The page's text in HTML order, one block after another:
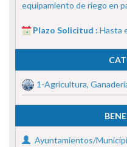
equipamiento de riego en
Plazo Solicitud : Hasta
1-Agricultura,
Ayuntamientos/